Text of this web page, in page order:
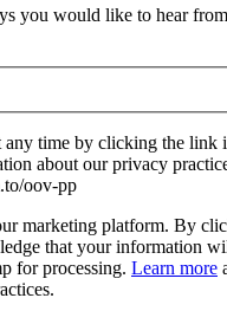
you would like to hear
any time by clicking the link
about our privacy
oov-pp
marketing platform. By
that your information
for processing. Learn more